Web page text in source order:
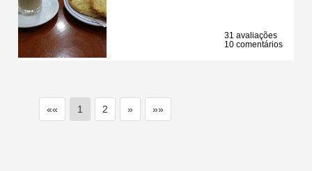
31 avaliações
10 comentários
«« 1 2 » »»